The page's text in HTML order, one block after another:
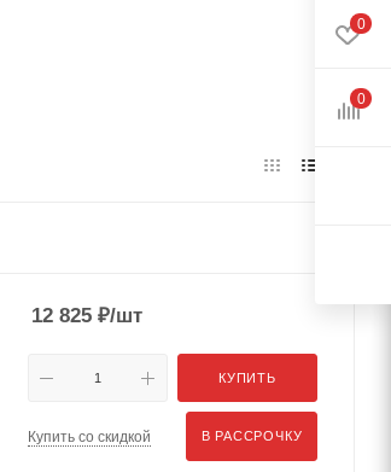
12 825 ₽/шт
КУПИТЬ
Купить со скидкой В РАССРОЧКУ
0
0